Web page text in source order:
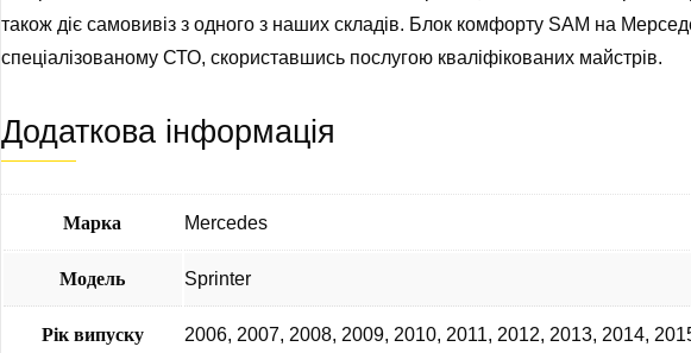
також діє самовивіз з одного з наших складів. Блок комфорту SAM на
спеціалізованому СТО, скориставшись послугою кваліфікованих майстрів.
Додаткова інформація
Марка Mercedes
Модель Sprinter
Рік випуску 2006, 2007, 2008, 2009, 2010, 2011, 2012, 2013, 2014,